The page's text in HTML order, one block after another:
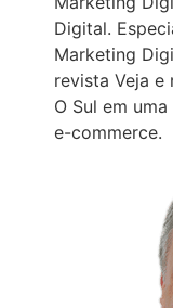
Digital.
Marketing
revista Veja e
O Sul em
e-commerce.